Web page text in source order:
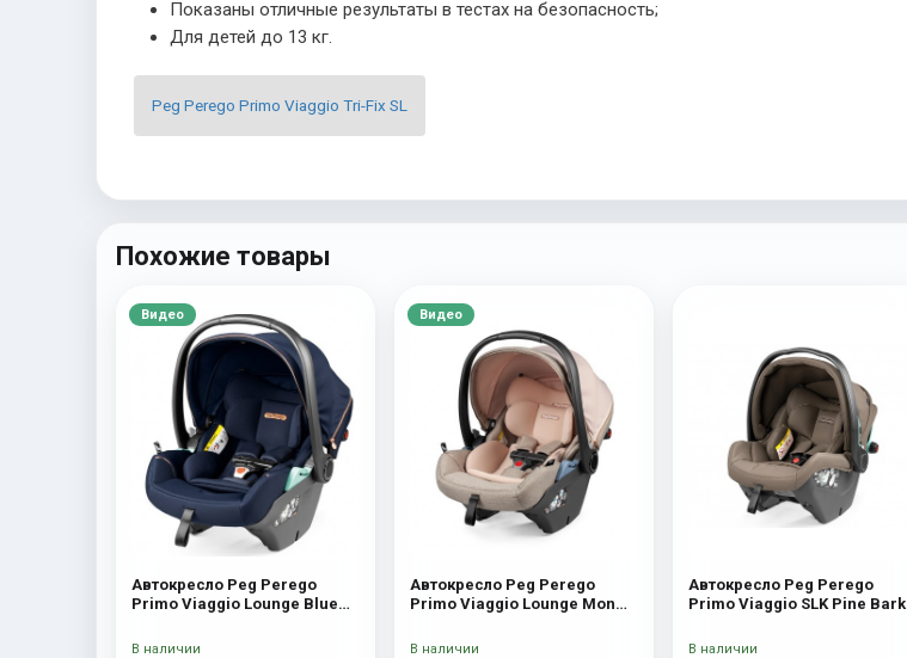
Показаны отличные результаты в тестах на безопасность;
Для детей до 13 кг.
Peg Perego Primo Viaggio Tri-Fix SL
Похожие товары
Видео
Автокресло Peg Perego
Primo Viaggio Lounge Blue
В наличии
Видео
Автокресло Peg Perego
Primo Viaggio Lounge Mon
В наличии
Автокресло Peg Perego
Primo Viaggio SLK Pine Bark
В наличии